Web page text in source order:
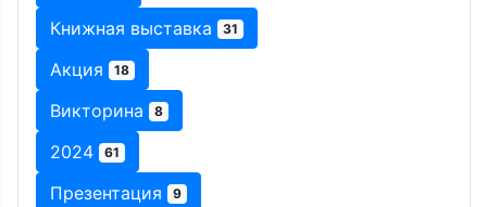
Книжная выставка 31
Акция 18
Викторина 8
2024 61
Презентация 9